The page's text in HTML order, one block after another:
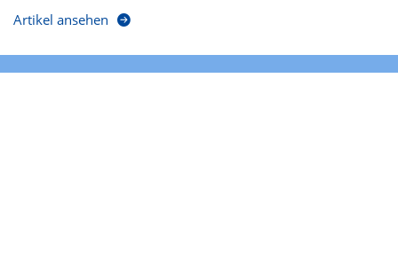
Artikel ansehen